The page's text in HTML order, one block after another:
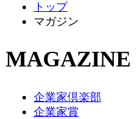
トップ
マガジン
MAGAZINE
企業家倶楽部
企業家賞